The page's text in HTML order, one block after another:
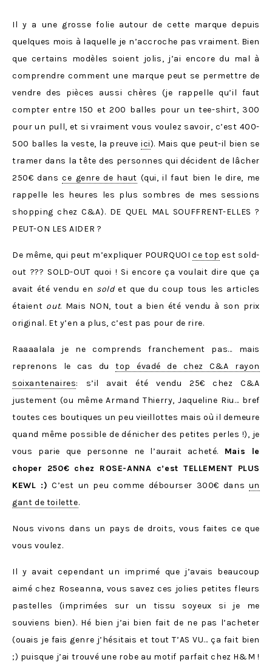
Il y a une grosse folie autour de cette marque depuis
quelques mois à laquelle je n’accroche pas vraiment. Bien
que certains modèles soient jolis, j’ai encore du mal à
comprendre comment une marque peut se permettre de
vendre des pièces aussi chères (je rappelle qu’il faut
compter entre 150 et 200 balles pour un tee-shirt, 300
pour un pull, et si vraiment vous voulez savoir, c’est 400-
500 balles la veste, la preuveici). Mais que peut-il bien se
tramer dans la tête des personnes qui décident de lâcher
250€ dansce genre de haut (qui, il faut bien le dire, me
rappelle les heures les plus sombres de mes sessions
shopping chez C&A). DE QUEL MAL SOUFFRENT-ELLES ?
PEUT-ON LES AIDER ?
De même, qui peut m’expliquer POURQUOIce top est sold-
out ??? SOLD-OUT quoi ! Si encore ça voulait dire que ça
avait été vendu en soldet que du coup tous les articles
étaient out. Mais NON, tout a bien été vendu à son prix
original. Et y’en a plus, c’est pas pour de rire.
Raaaalala je ne comprends franchement pas… mais
reprenons le cas dutop évadé de chez C&A rayon
soixantenaires: s’il avait été vendu 25€ chez C&A
justement (ou même Armand Thierry, Jaqueline Riu… bref
toutes ces boutiques un peu vieillottes mais où il demeure
quand même possible de dénicher des petites perles !), je
vous parie que personne ne l’aurait acheté. Mais le
choper 250€ chez ROSE-ANNA c’est TELLEMENT PLUS
KEWL :) C’est un peu comme débourser 300€ dans un
gant de toilette.
Nous vivons dans un pays de droits, vous faites ce que
vous voulez.
Il y avait cependant un imprimé que j’avais beaucoup
aimé chez Roseanna, vous savez ces jolies petites fleurs
pastelles (imprimées sur un tissu soyeux si je me
souviens bien). Hé bien j’ai bien fait de ne pas l’acheter
(ouais je fais genre j’hésitais et tout T’AS VU… ça fait bien
;) puisque j’ai trouvé une robe au motif parfait chez H&M !